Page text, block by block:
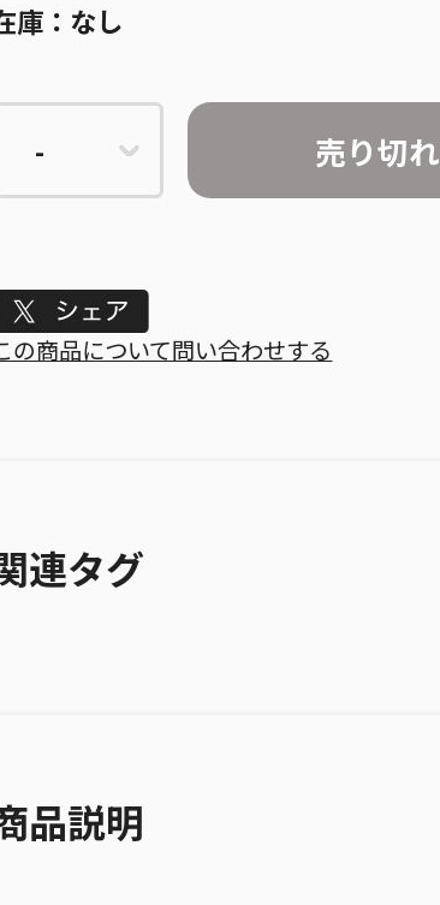
庫： なし
売り切れ
Tweet
の商品について問い合わせする
連タグ
品説明